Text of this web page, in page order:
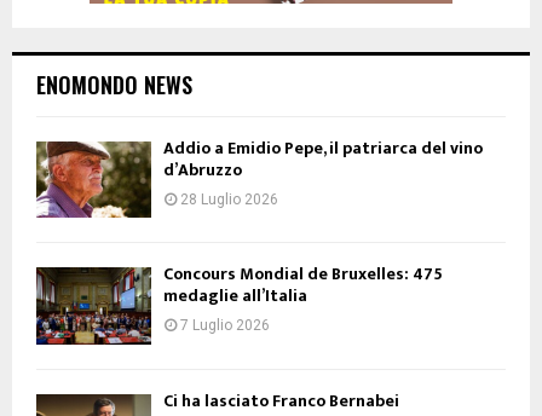
ENOMONDO NEWS
Addio a Emidio Pepe, il patriarca del vino
d’Abruzzo
28 Luglio 2026
Concours Mondial de Bruxelles: 475
medaglie all’Italia
7 Luglio 2026
Ci ha lasciato Franco Bernabei